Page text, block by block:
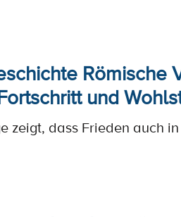
Römische
und
zeigt, dass Frieden auch